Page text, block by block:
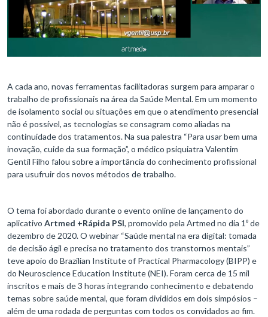
A cada ano, novas ferramentas facilitadoras surgem para amparar o
trabalho de profissionais na área da Saúde Mental. Em um momento
de isolamento social ou situações em que o atendimento presencial
não é possível, as tecnologias se consagram como aliadas na
continuidade dos tratamentos. Na sua palestra “Para usar bem uma
inovação, cuide da sua formação”, o médico psiquiatra Valentim
Gentil Filho falou sobre a importância do conhecimento profissional
para usufruir dos novos métodos de trabalho.
O tema foi abordado durante o evento online de lançamento do
aplicativo Artmed +Rápida PSI, promovido pela Artmed no dia 1º de
dezembro de 2020. O webinar “Saúde mental na era digital: tomada
de decisão ágil e precisa no tratamento dos transtornos mentais”
teve apoio do Brazilian Institute of Practical Pharmacology (BIPP) e
do Neuroscience Education Institute (NEI). Foram cerca de 15 mil
inscritos e mais de 3 horas integrando conhecimento e debatendo
temas sobre saúde mental, que foram divididos em dois simpósios –
além de uma rodada de perguntas com todos os convidados ao fim.